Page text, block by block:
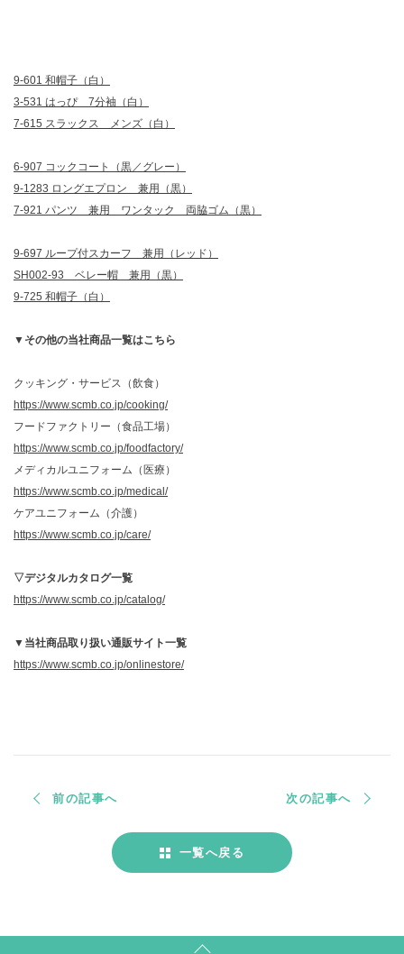
9-601 和帽子（白）
3-531 はっぴ 7分袖（白）
7-615 スラックス メンズ（白）
6-907 コックコート（黒／グレー）
9-1283 ロングエプロン 兼用（黒）
7-921 パンツ 兼用 ワンタック 両脇ゴム（黒）
9-697 ループ付スカーフ 兼用（レッド）
SH002-93 ベレー帽 兼用（黒）
9-725 和帽子（白）
▼その他の当社商品一覧はこちら
クッキング・サービス（飲食）
https://www.scmb.co.jp/cooking/
フードファクトリー（食品工場）
https://www.scmb.co.jp/foodfactory/
メディカルユニフォーム（医療）
https://www.scmb.co.jp/medical/
ケアユニフォーム（介護）
https://www.scmb.co.jp/care/
▽デジタルカタログ一覧
https://www.scmb.co.jp/catalog/
▼当社商品取り扱い通販サイト一覧
https://www.scmb.co.jp/onlinestore/
前の記事へ 次の記事へ
一覧へ戻る